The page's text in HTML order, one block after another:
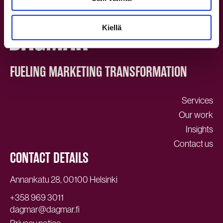
Kiellä
FUELING MARKETING TRANSFORMATION
Services
Our work
Insights
Contact us
CONTACT DETAILS
Annankatu 28, 00100 Helsinki
+358 969 3011
dagmar@dagmar.fi